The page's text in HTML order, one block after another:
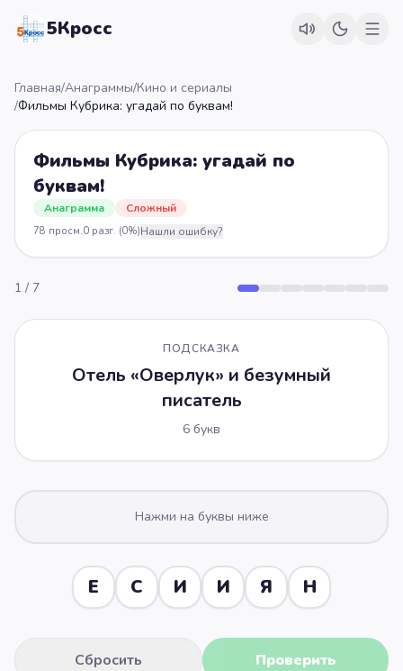
5Кросс
Главная/Анаграммы/Кино и сериалы
/Фильмы Кубрика: угадай по буквам!
Фильмы Кубрика: угадай по
буквам!
Анаграмма Сложный
78 просм.0 разг. (0%)Нашли ошибку?
1 / 7
ПОДСКАЗКА
Отель «Оверлук» и безумный
писатель
6 букв
Нажми на буквы ниже
Е С И И Я Н
Сбросить Проверить